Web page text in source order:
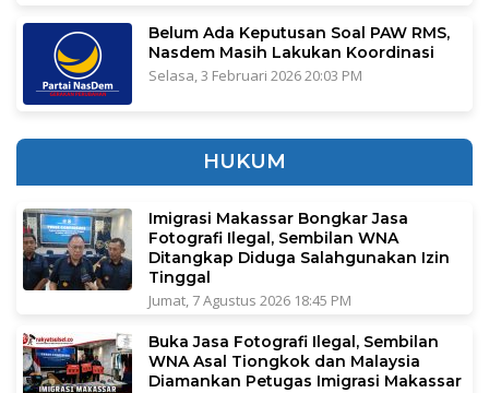
Belum Ada Keputusan Soal PAW RMS,
Nasdem Masih Lakukan Koordinasi
Selasa, 3 Februari 2026 20:03 PM
HUKUM
Imigrasi Makassar Bongkar Jasa
Fotografi Ilegal, Sembilan WNA
Ditangkap Diduga Salahgunakan Izin
Tinggal
Jumat, 7 Agustus 2026 18:45 PM
Buka Jasa Fotografi Ilegal, Sembilan
WNA Asal Tiongkok dan Malaysia
Diamankan Petugas Imigrasi Makassar